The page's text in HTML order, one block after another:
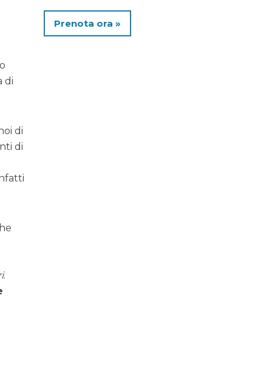
di
di
di
.
Prenota ora »